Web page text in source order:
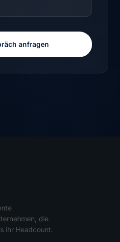
anfragen
die
ihr Headcount.